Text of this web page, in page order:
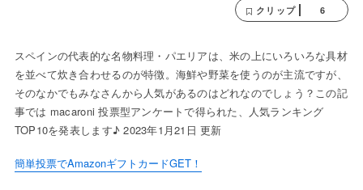
クリップ 6
スペインの代表的な名物料理・パエリアは、米の上にいろいろな具材
を並べて炊き合わせるのが特徴。海鮮や野菜を使うのが主流ですが、
そのなかでもみなさんから人気があるのはどれなのでしょう？この記
事では macaroni 投票型アンケートで得られた、人気ランキング
TOP10を発表します♪ 2023年1月21日 更新
簡単投票でAmazonギフトカードGET！